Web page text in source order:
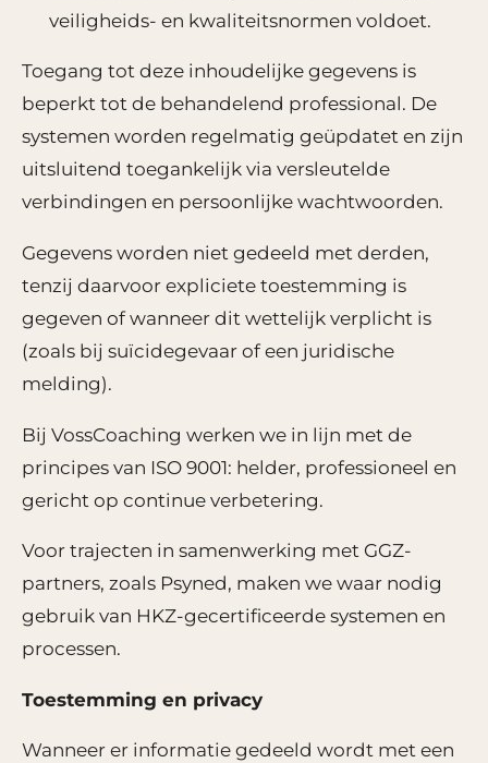
veiligheids- en kwaliteitsnormen voldoet.
Toegang tot deze inhoudelijke gegevens is
beperkt tot de behandelend professional. De
systemen worden regelmatig geüpdatet en zijn
uitsluitend toegankelijk via versleutelde
verbindingen en persoonlijke wachtwoorden.
Gegevens worden niet gedeeld met derden,
tenzij daarvoor expliciete toestemming is
gegeven of wanneer dit wettelijk verplicht is
(zoals bij suïcidegevaar of een juridische
melding).
Bij VossCoaching werken we in lijn met de
principes van ISO 9001: helder, professioneel en
gericht op continue verbetering.
Voor trajecten in samenwerking met GGZ-
partners, zoals Psyned, maken we waar nodig
gebruik van HKZ-gecertificeerde systemen en
processen.
Toestemming en privacy
Wanneer er informatie gedeeld wordt met een